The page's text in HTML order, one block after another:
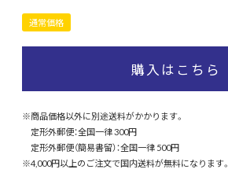
通常価格
購入はこちら
※商品価格以外に別途送料がかかります。
定形外郵便：全国一律 300円
定形外郵便（簡易書留）：全国一律 500円
※4,000円以上のご注文で国内送料が無料になります。